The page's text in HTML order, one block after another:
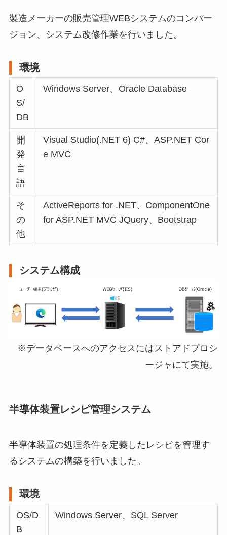
製造メーカーの販売管理WEBシステムのコンバー
ジョン、システム改修作業を行いました。
環境
O
S/
DB
Windows Server、Oracle Database
開
発
言
語
Visual Studio(.NET 6) C#、ASP.NET Cor
e MVC
そ
の
他
ActiveReports for .NET、ComponentOne
for ASP.NET MVC JQuery、Bootstrap
システム構成
※データベースへのアクセスにはストアドプロシ
ージャにて実施。
半導体装置レシピ管理システム
半導体装置の処理条件を定義したレシピを管理す
るシステムの構築を行いました。
環境
OS/D
B
Windows Server、SQL Server